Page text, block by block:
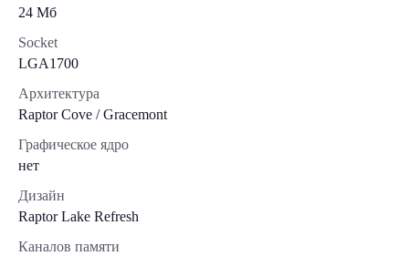
24 Мб
Socket
LGA1700
Архитектура
Raptor Cove / Gracemont
Графическое ядро
нет
Дизайн
Raptor Lake Refresh
Каналов памяти